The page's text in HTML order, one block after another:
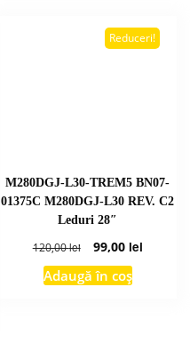
Reduceri!
M280DGJ-L30-TREM5 BN07-
01375C M280DGJ-L30 REV. C2
Leduri 28″
120,00lei
Prețul
inițial
a
99,00 leiPrețul
Adaugă în coș